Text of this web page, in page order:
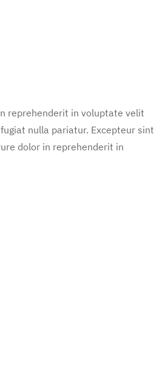
reprehenderit in voluptate velit
nulla pariatur. Excepteur sint
dolor in reprehenderit in